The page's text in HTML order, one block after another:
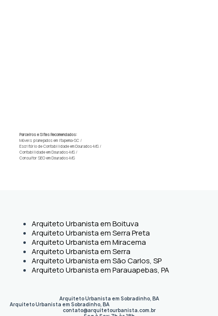
Parceiros e Sites Recomendados:
Móveis planejados em Itapema-SC /
Escritório de Contabilidade em Dourados-MS /
Contabilidade em Dourados-MS /
Consultor SEO em Dourados-MS
Arquiteto Urbanista em Boituva
Arquiteto Urbanista em Serra Preta
Arquiteto Urbanista em Miracema
Arquiteto Urbanista em Serra
Arquiteto Urbanista em São Carlos, SP
Arquiteto Urbanista em Parauapebas, PA
Arquiteto Urbanista em Sobradinho, BA
Arquiteto Urbanista em Sobradinho, BA
contato@arquitetourbanista.com.br